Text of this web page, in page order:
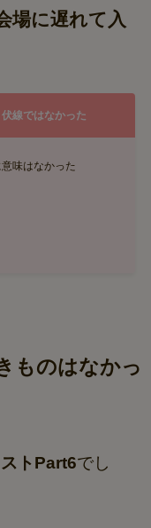
場に遅れて入
伏線ではなかった
味はなかった
ものはなかっ
トPart6でし